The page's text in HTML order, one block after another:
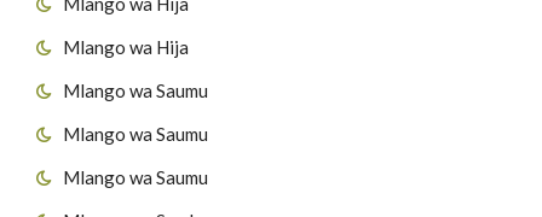
Mlango wa Hija
Mlango wa Saumu
Mlango wa Saumu
Mlango wa Saumu